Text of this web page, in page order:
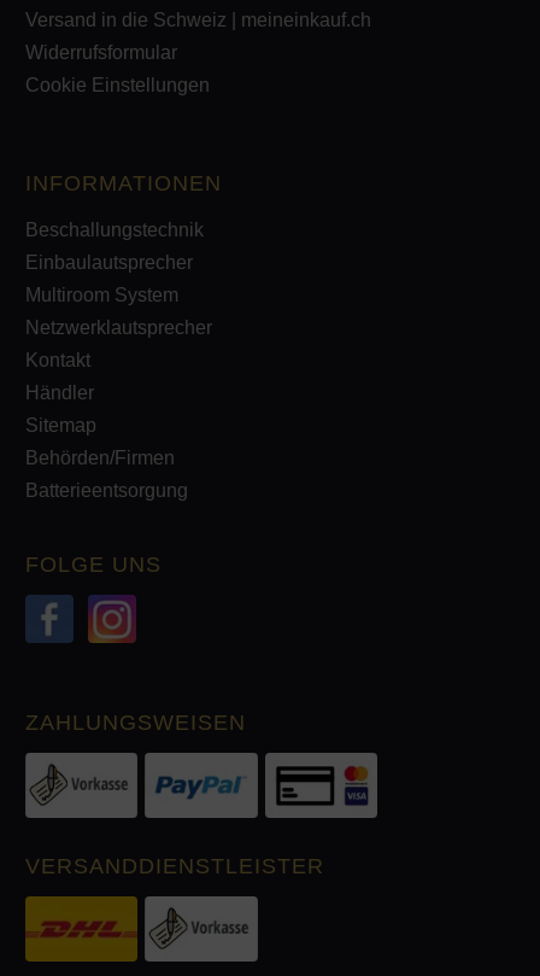
Versand in die Schweiz | meineinkauf.ch
Widerrufsformular
Cookie Einstellungen
INFORMATIONEN
Beschallungstechnik
Einbaulautsprecher
Multiroom System
Netzwerklautsprecher
Kontakt
Händler
Sitemap
Behörden/Firmen
Batterieentsorgung
FOLGE UNS
ZAHLUNGSWEISEN
VERSANDDIENSTLEISTER